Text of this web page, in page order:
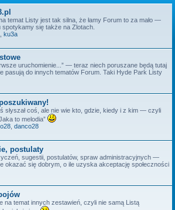
temat Listy jest tak silna, że łamy Forum to za mało —
się także na Zlotach.
ku3a
uruchomienie...” — teraz niech poruszane będą tutaj
pasują do innych tematów Forum. Taki Hyde Park Listy
słyszał coś, ale nie wie kto, gdzie, kiedy i z kim — czyli
to melodia”
danco28
postulaty
sugestii, postulatów, spraw administracyjnych —
okazać się dobrym, o ile uzyska akceptację społeczności
na temat innych zestawień, czyli nie samą Listą